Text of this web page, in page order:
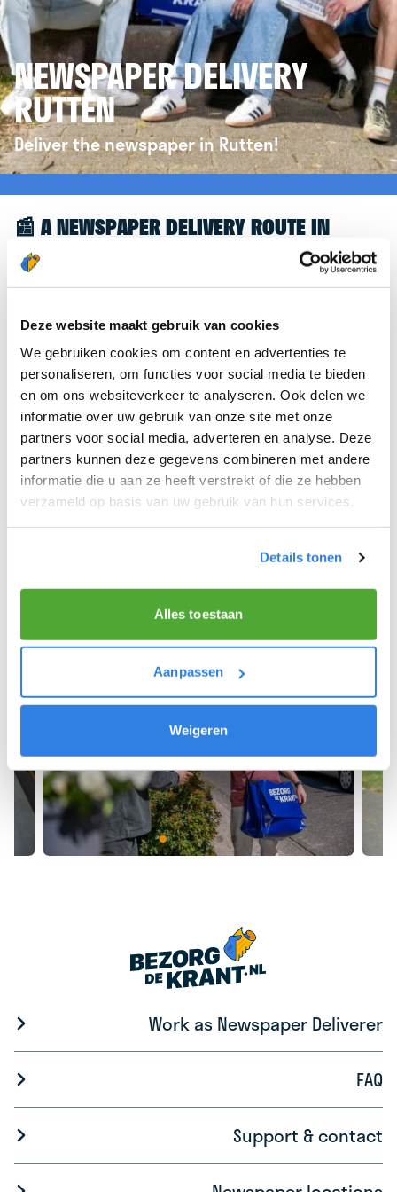
Deze website maakt gebruik van cookies
We gebruiken cookies om content en advertenties te
personaliseren, om functies voor social media te bieden
en om ons websiteverkeer te analyseren. Ook delen we
informatie over uw gebruik van onze site met onze
partners voor social media, adverteren en analyse. Deze
partners kunnen deze gegevens combineren met andere
informatie die u aan ze heeft verstrekt of die ze hebben
verzameld op basis van uw gebruik van hun services.
Details tonen
Alles toestaan
Aanpassen
Weigeren
NEWSPAPER DELIVERY
RUTTEN
Deliver the newspaper in Rutten!
📰 A NEWSPAPER DELIVERY ROUTE IN
RUTTEN
Great to see you're interested in a newspaper
like to refer you to thekrantenbezorgen.nl
website. There, you can easily sign up to deliver
newspapers in Rutten.
We hope you can get started soon and wish you
the best of luck! 🚴‍♂️💨
Work as Newspaper Deliverer
FAQ
Support & contact